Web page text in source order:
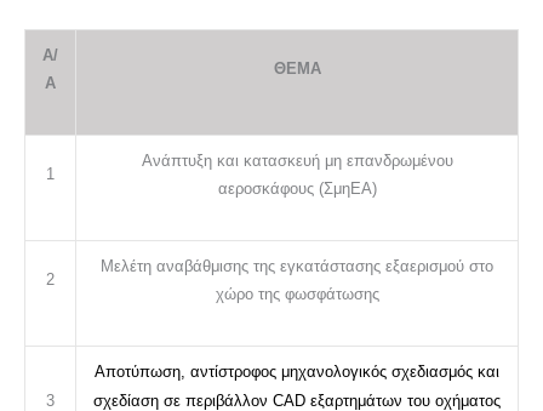
Α/
Α
ΘΕΜΑ
1
Ανάπτυξη και κατασκευή μη επανδρωμένου
αεροσκάφους (ΣμηΕΑ)
2
Μελέτη αναβάθμισης της εγκατάστασης εξαερισμού στο
χώρο της φωσφάτωσης
3
Αποτύπωση, αντίστροφος μηχανολογικός σχεδιασμός και
σχεδίαση σε περιβάλλον CAD εξαρτημάτων του οχήματος